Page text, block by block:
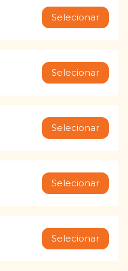
Selecionar
Selecionar
Selecionar
Selecionar
Selecionar